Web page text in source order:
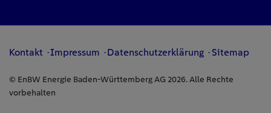
Kontakt Impressum Datenschutzerklärung Sitemap
© EnBW Energie Baden-Württemberg AG 2026. Alle Rechte
vorbehalten